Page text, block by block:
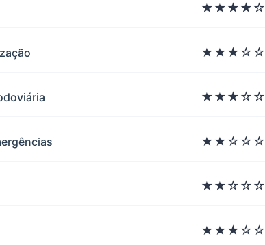
★★★★☆
★★★☆☆
★★★☆☆
★★☆☆☆
★★☆☆☆
★★★☆☆